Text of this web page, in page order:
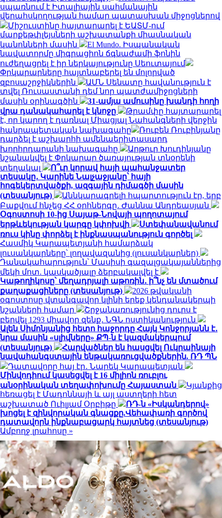
սպառնում է Իտալիային սահմանային
վերահսկողության համար պատասխան միջոցներով
Միշուստինը հայտարարել է ԵԱՏՄ-ում
մարքեթփլեյսների աշխատանքի միասնական
կանոնների մասին
El Mundo. Իսպանական
նավատորմը միգրացիոն ճգնաժամի ֆոնին
ուժեղացրել է իր ներկայությունը Սեուտայում
Փրկարարները հայտնաբերել են մոլորված
զբոսաշրջիկներին
ԱՄՆ Սենատը հավանություն է
տվել Ռուսաստանի դեմ նոր պատժամիջոցների
մասին օրինագծին
31-ամյա ամուսինը խանդի հողի
վրա դանակահարել է կնոջը
Թրամփը հայտարարել
է, որ կարող է դառնալ Միացյալ Նահանգների վերջին
հանրապետական ​​նախագահը
Ռուբեն Ռուբինյանը
դարձել է աշխարհի ամենաերիտասարդ
խորհրդարանի նախագահը
Արթուր Խուդինյանը
նշանակվել է Փրկարար ծառայության տնօրենի
տեղակալ
Ո՞ւր կորավ հայի պահանջատեր
տեսակը․ Կարինե Նալչաջյանը՝ հայի
հոգեկերտվածքի, ազգային դիմագծի մասին
(տեսանյութ)
Աննկարագրելի հպարտություն էր, երբ
Բաքվում հնչեց ՀՀ օրհներգը․ Ժաննա Անդրեասյան
Օգոստոսի 10-ից Սայաթ-Նովայի պողոտայում
երթևեկության կարգը կփոխվի
Ստեփանավանում
ռուս կինը փորձել է ինքնասպանություն գործել
Հասմիկ Կարապետյանի համարձակ
լուսանկարները՝ լողավազանից (լուսանկարներ)
Դանակահարություն՝ Մասիսի գազալցակայաններից
մեկի մոտ. կասկածյալը ձերբակալվել է
Կաթողիկոսը՝ մեղադրյալի աթոռին․ ի՞նչ են մտածում
քաղաքացիները (տեսանյութ)
2026 թվականի
օգոստոսը վտանգավոր կլինի երեք կենդանակերպի
նշանների համար
Շրջանառությունից դուրս է
բերվել 1293 միավոր զենք․ ՆԳՆ ոստիկանություն
Ալեն Սիմոնյանից հետո հաջորդը Հայկ Կոնջորյանն է․
նրա մասին «սլիվները» ՔՊ-ն է կազմակերպում
(տեսանյութ)
Հարվածներ են հասցվել Ուկրաինայի
նավահանգստային ենթակառուցվածքներին. ՌԴ ՊՆ
Դատավորը հայ էր․ Նարեկ Կարապետյան
Մինվոդիում կասեցվել է 16 միլիոն ռուբլու
անօրինական տեղափոխումը Հայաստան
Կյանքից
հեռացել է Մադոննայի և այլ աստղերի հետ
աշխատած Ուիլյամ Օրբիթը
ՌԴ-ն «Իսկանդերով»
խոցել է զինվորական գնացքը.Վեհափառի գործով
դատավորն ինքնաբացարկ հայտնեց (տեսանյութ)
Ամբողջ լրահոսը »